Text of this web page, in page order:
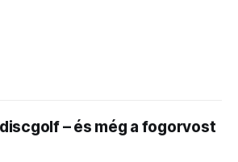
– és még a fogorvost